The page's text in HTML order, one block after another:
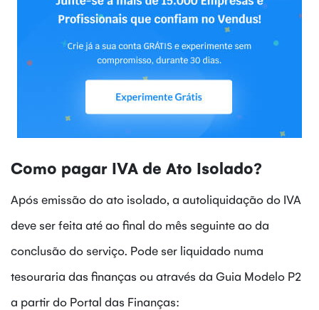
Como pagar IVA de Ato Isolado?
Após emissão do ato isolado, a autoliquidação do IVA
deve ser feita até ao final do mês seguinte ao da
conclusão do serviço. Pode ser liquidado numa
tesouraria das finanças ou através da Guia Modelo P2
a partir do Portal das Finanças: